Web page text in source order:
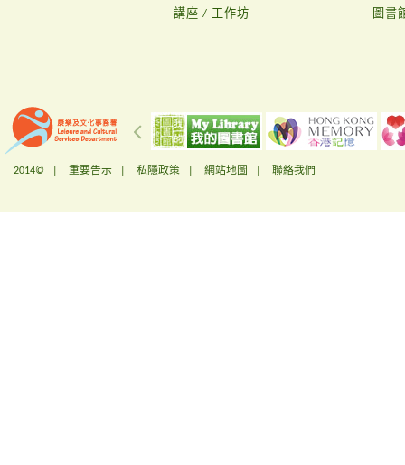
講座 / 工作坊
圖書
2014© | 重要告示 私隱政策 網站地圖 聯絡我們